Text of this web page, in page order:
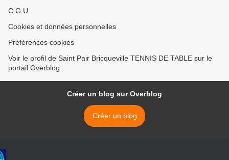
C.G.U.
Cookies et données personnelles
Préférences cookies
Voir le profil de Saint Pair Bricqueville TENNIS DE TABLE sur le
portail Overblog
Créer un blog sur Overblog
Créer un blog